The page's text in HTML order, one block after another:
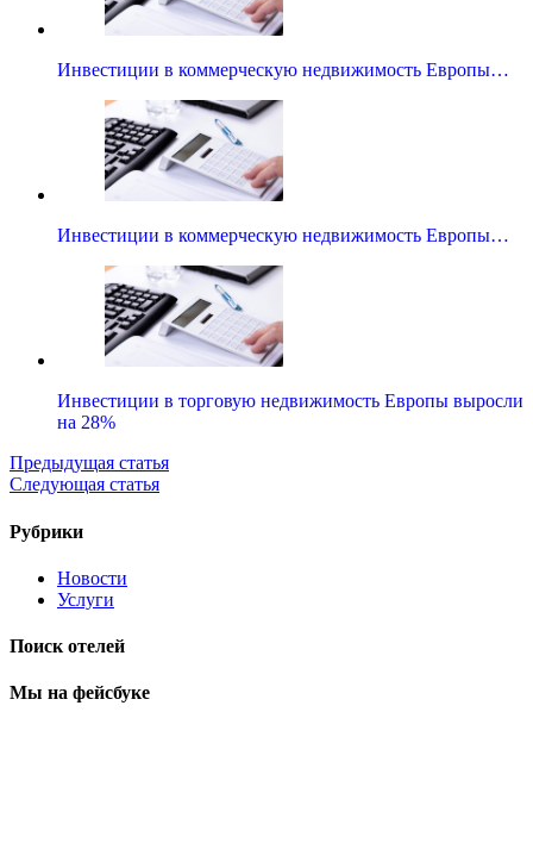
Инвестиции в коммерческую недвижимость Европы…
Инвестиции в коммерческую недвижимость Европы…
Инвестиции в торговую недвижимость Европы выросли
на 28%
Предыдущая статья
Следующая статья
Рубрики
Новости
Услуги
Поиск отелей
Мы на фейсбуке